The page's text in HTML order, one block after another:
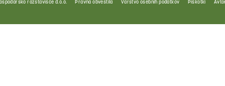
razstavišče d.o.o. Pravna obvestila Varstvo osebnih podatkov Piškotki